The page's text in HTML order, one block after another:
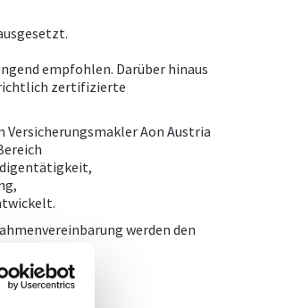
empfohlen. Darüber hinaus
zertifizierte
Versicherungsmakler Aon Austria
werden den